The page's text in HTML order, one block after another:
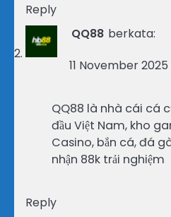
Reply
QQ88 berkata:
11 November 2025
QQ88 là nhà cái cá
đầu Việt Nam, kho
Casino, bắn cá, đá
nhận 88k trải nghiệm
Reply